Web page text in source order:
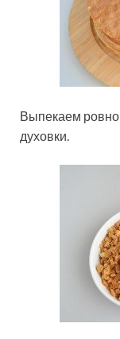
Выпекаем ровно
духовки.